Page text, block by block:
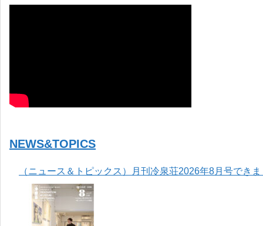
NEWS&TOPICS
（ニュース＆トピックス）月刊冷泉荘2026年8月号でき